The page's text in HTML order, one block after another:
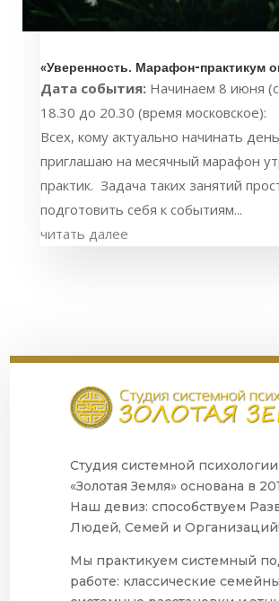
«Уверенность. Марафон-практикум
Дата события: Начинаем 8 июня
18.30 до 20.30 (время московское):
Всех, кому актуально начинать
приглашаю на месячный марафон
практик. Задача таких занятий
подготовить себя к событиям...
читать далее
Студия системной психологии
«Золотая Земля» основана в
Наш девиз: способствуем
Людей, Семей и Организаций!
Мы практикуем системный
работе: классические